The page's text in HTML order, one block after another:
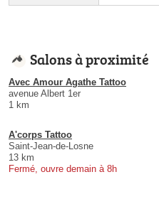
Salons à proximité
Avec Amour Agathe Tattoo
avenue Albert 1er
1 km
A'corps Tattoo
Saint-Jean-de-Losne
13 km
Fermé, ouvre demain à 8h